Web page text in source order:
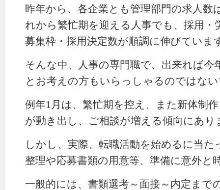
昨年から、各企業とも管理部門の求人数
れから繁忙期を迎える人事でも、採用・
募集枠・採用決定数が順調に伸びていま
そんな中、人事の専門職で、出来れば今
とお考えの方もいらっしゃるのではな
例年1月は、繁忙期を控え、また新体制
が動き出し、ご相談が増える傾向にあり
しかし、実際、転職活動を始めるに当た
整理や応募書類の用意等、準備に意外と
一般的には、書類選考～面接～内定まで